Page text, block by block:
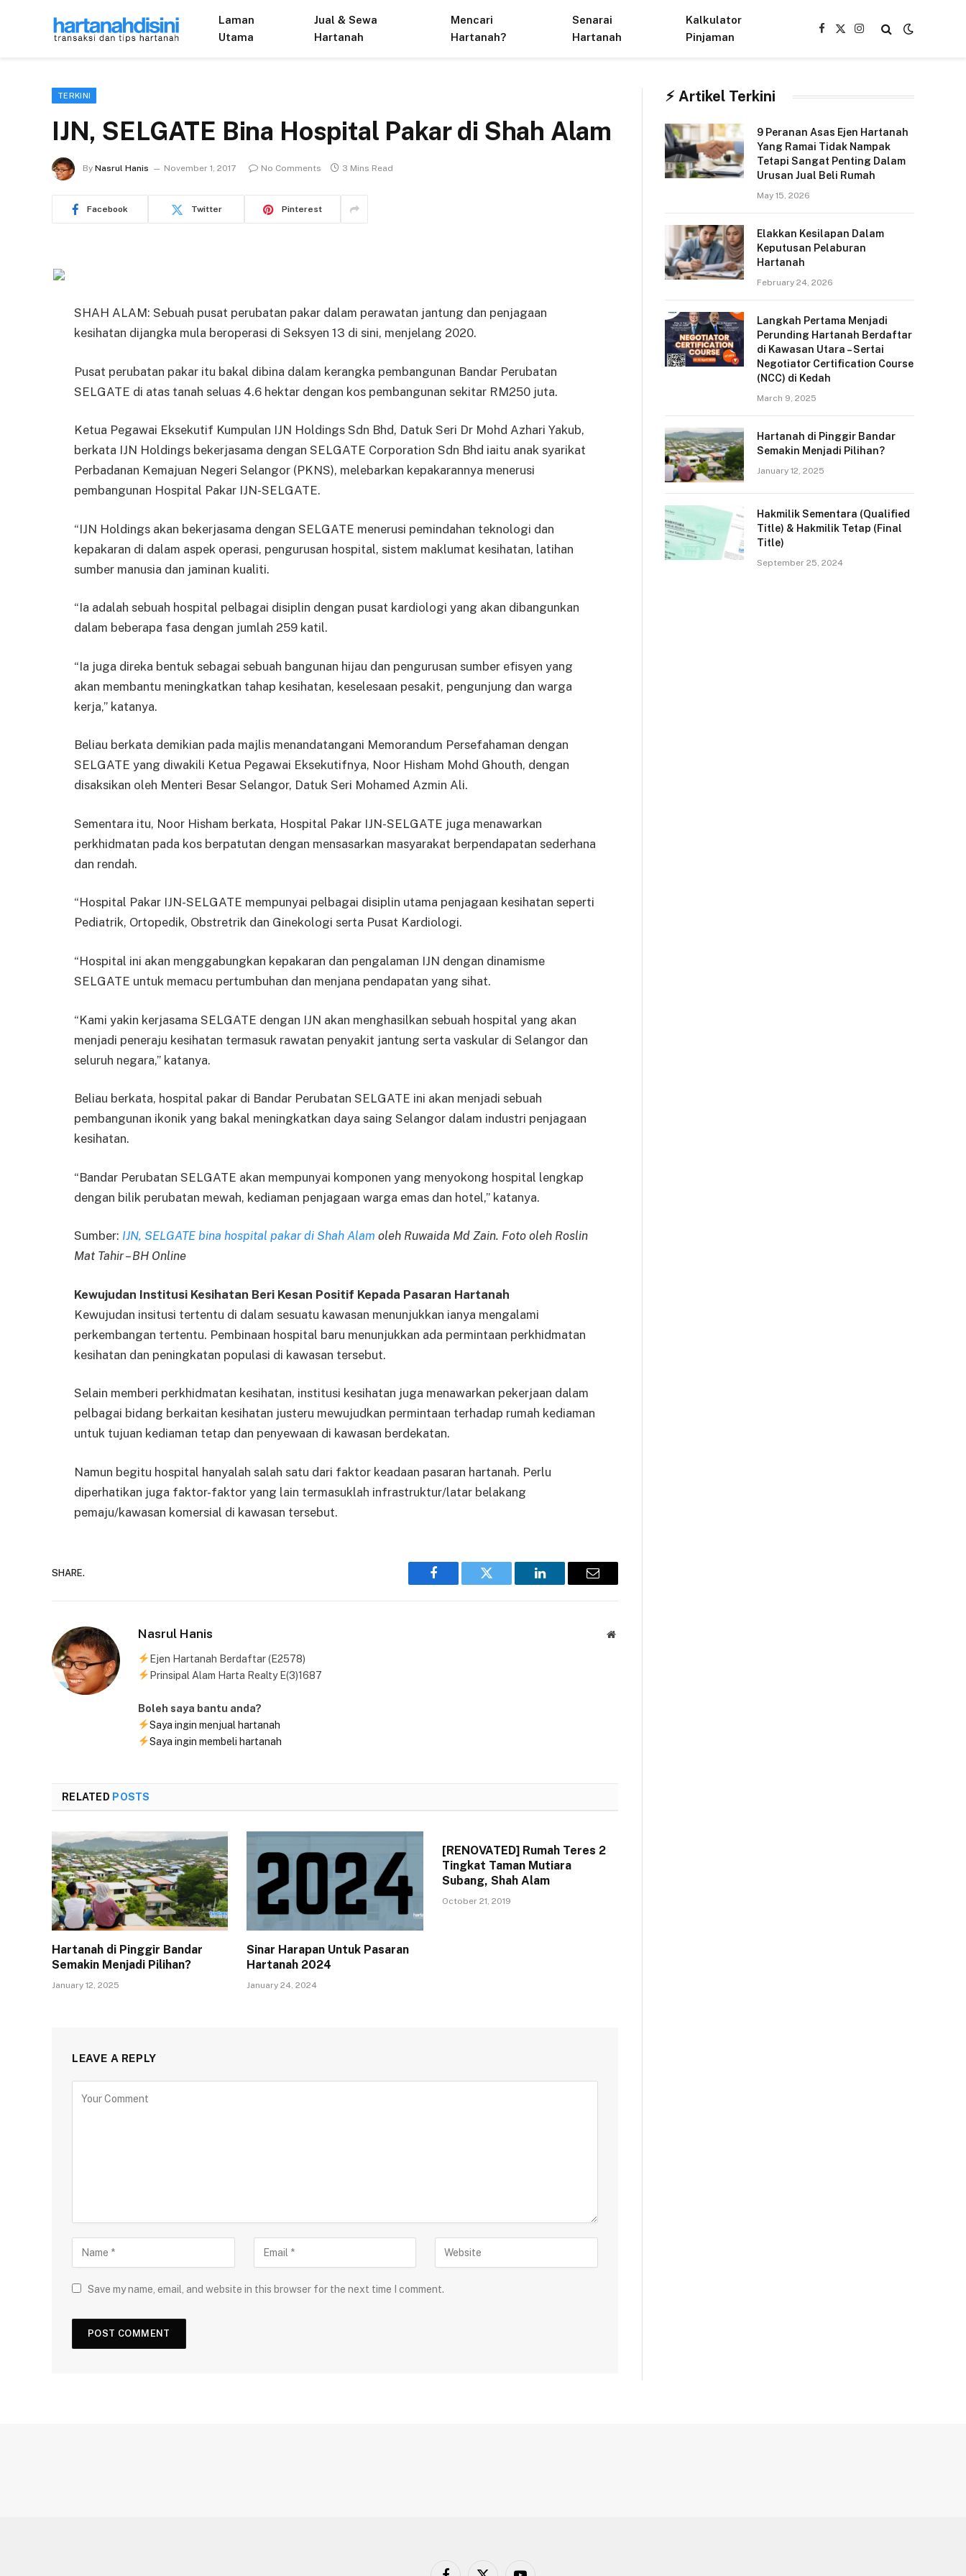
Laman
Utama
Jual & Sewa
Hartanah
Mencari
Hartanah?
Senarai
Hartanah
Kalkulator
Pinjaman
Facebook
X
Instagram
TERKINI
IJN, SELGATE Bina Hospital Pakar di Shah Alam
By Nasrul Hanis November 1, 2017 No Comments 3 Mins Read
Facebook Twitter Pinterest
SHAH ALAM: Sebuah pusat perubatan pakar dalam perawatan jantung dan penjagaan
kesihatan dijangka mula beroperasi di Seksyen 13 di sini, menjelang 2020.
Pusat perubatan pakar itu bakal dibina dalam kerangka pembangunan Bandar Perubatan
SELGATE di atas tanah seluas 4.6 hektar dengan kos pembangunan sekitar RM250 juta.
Ketua Pegawai Eksekutif Kumpulan IJN Holdings Sdn Bhd, Datuk Seri Dr Mohd Azhari Yakub,
berkata IJN Holdings bekerjasama dengan SELGATE Corporation Sdn Bhd iaitu anak syarikat
Perbadanan Kemajuan Negeri Selangor (PKNS), melebarkan kepakarannya menerusi
pembangunan Hospital Pakar IJN-SELGATE.
“IJN Holdings akan bekerjasama dengan SELGATE menerusi pemindahan teknologi dan
kepakaran di dalam aspek operasi, pengurusan hospital, sistem maklumat kesihatan, latihan
sumber manusia dan jaminan kualiti.
“Ia adalah sebuah hospital pelbagai disiplin dengan pusat kardiologi yang akan dibangunkan
dalam beberapa fasa dengan jumlah 259 katil.
“Ia juga direka bentuk sebagai sebuah bangunan hijau dan pengurusan sumber efisyen yang
akan membantu meningkatkan tahap kesihatan, keselesaan pesakit, pengunjung dan warga
kerja,” katanya.
Beliau berkata demikian pada majlis menandatangani Memorandum Persefahaman dengan
SELGATE yang diwakili Ketua Pegawai Eksekutifnya, Noor Hisham Mohd Ghouth, dengan
disaksikan oleh Menteri Besar Selangor, Datuk Seri Mohamed Azmin Ali.
Sementara itu, Noor Hisham berkata, Hospital Pakar IJN-SELGATE juga menawarkan
perkhidmatan pada kos berpatutan dengan mensasarkan masyarakat berpendapatan sederhana
dan rendah.
“Hospital Pakar IJN-SELGATE mempunyai pelbagai disiplin utama penjagaan kesihatan seperti
Pediatrik, Ortopedik, Obstretrik dan Ginekologi serta Pusat Kardiologi.
“Hospital ini akan menggabungkan kepakaran dan pengalaman IJN dengan dinamisme
SELGATE untuk memacu pertumbuhan dan menjana pendapatan yang sihat.
“Kami yakin kerjasama SELGATE dengan IJN akan menghasilkan sebuah hospital yang akan
menjadi peneraju kesihatan termasuk rawatan penyakit jantung serta vaskular di Selangor dan
seluruh negara,” katanya.
Beliau berkata, hospital pakar di Bandar Perubatan SELGATE ini akan menjadi sebuah
pembangunan ikonik yang bakal meningkatkan daya saing Selangor dalam industri penjagaan
kesihatan.
“Bandar Perubatan SELGATE akan mempunyai komponen yang menyokong hospital lengkap
dengan bilik perubatan mewah, kediaman penjagaan warga emas dan hotel,” katanya.
Sumber: IJN, SELGATE bina hospital pakar di Shah Alam oleh Ruwaida Md Zain. Foto oleh Roslin
Mat Tahir – BH Online
Kewujudan Institusi Kesihatan Beri Kesan Positif Kepada Pasaran Hartanah
Kewujudan insitusi tertentu di dalam sesuatu kawasan menunjukkan ianya mengalami
perkembangan tertentu. Pembinaan hospital baru menunjukkan ada permintaan perkhidmatan
kesihatan dan peningkatan populasi di kawasan tersebut.
Selain memberi perkhidmatan kesihatan, institusi kesihatan juga menawarkan pekerjaan dalam
pelbagai bidang berkaitan kesihatan justeru mewujudkan permintaan terhadap rumah kediaman
untuk tujuan kediaman tetap dan penyewaan di kawasan berdekatan.
Namun begitu hospital hanyalah salah satu dari faktor keadaan pasaran hartanah. Perlu
diperhatikan juga faktor-faktor yang lain termasuklah infrastruktur/latar belakang
pemaju/kawasan komersial di kawasan tersebut.
SHARE.
Facebook Twitter LinkedIn Email
Nasrul Hanis Website
Ejen Hartanah Berdaftar (E2578)
Prinsipal Alam Harta Realty E(3)1687
Boleh saya bantu anda?
Saya ingin menjual hartanah
Saya ingin membeli hartanah
RELATED POSTS
Hartanah di Pinggir Bandar
Semakin Menjadi Pilihan?
January 12, 2025
Sinar Harapan Untuk Pasaran
Hartanah 2024
January 24, 2024
[RENOVATED] Rumah Teres 2
Tingkat Taman Mutiara
Subang, Shah Alam
October 21, 2019
LEAVE A REPLY
Save my name, email, and website in this browser for the next time I comment.
⚡︎ Artikel Terkini
9 Peranan Asas Ejen Hartanah
Yang Ramai Tidak Nampak
Tetapi Sangat Penting Dalam
Urusan Jual Beli Rumah
May 15, 2026
Elakkan Kesilapan Dalam
Keputusan Pelaburan
Hartanah
February 24, 2026
Langkah Pertama Menjadi
Perunding Hartanah Berdaftar
di Kawasan Utara – Sertai
Negotiator Certification Course
(NCC) di Kedah
March 9, 2025
Hartanah di Pinggir Bandar
Semakin Menjadi Pilihan?
January 12, 2025
Hakmilik Sementara (Qualified
Title) & Hakmilik Tetap (Final
Title)
September 25, 2024